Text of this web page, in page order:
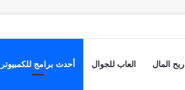
ربح المال العاب للجوال أحدث برامج للكمبيوتر